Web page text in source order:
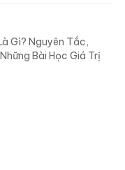
Gì? Nguyên Tắc,
Bài Học Giá Trị